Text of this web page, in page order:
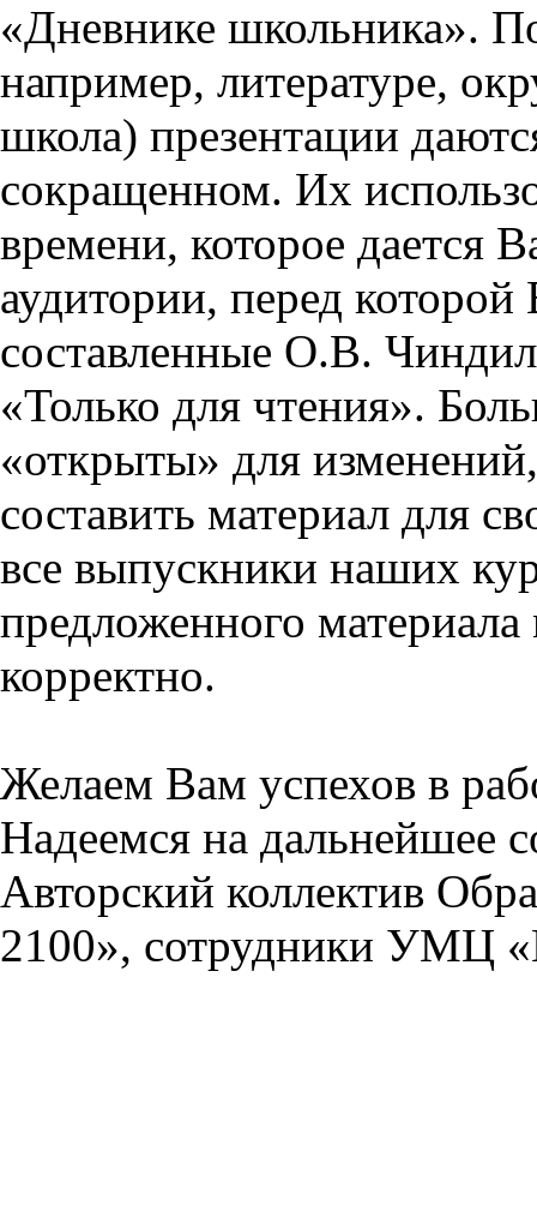
«Дневнике школьника».
например, литературе,
школа) презентации
сокращенном. Их
времени, которое дается
аудитории, перед
составленные О.В.
«Только для чтения».
«открыты» для
составить материал для
все выпускники наших
предложенного
корректно.
Желаем Вам успехов в
Надеемся на дальнейшее
Авторский коллектив
2100», сотрудники УМЦ